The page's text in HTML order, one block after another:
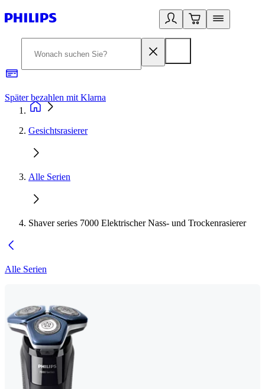
Später bezahlen mit Klarna
Gesichtsrasierer
Alle Serien
Shaver series 7000 Elektrischer Nass- und Trockenrasierer
Alle Serien